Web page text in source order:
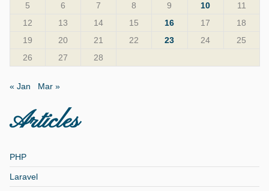
5
6 7 8 9 10
11
12
13 14 15 16 17
18
19
20 21 22 23 24
25
26
27 28
« Jan Mar »
Articles
PHP
Laravel